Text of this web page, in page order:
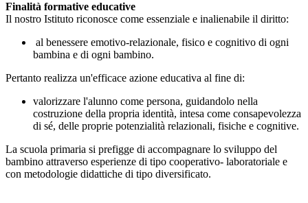
Finalità formative educative
Il nostro Istituto riconosce come essenziale e inalienabile il diritto:
al benessere emotivo-relazionale, fisico e cognitivo di ogni
bambina e di ogni bambino.
Pertanto realizza un'efficace azione educativa al fine di:
valorizzare l'alunno come persona, guidandolo nella
costruzione della propria identità, intesa come consapevolezza
di sé, delle proprie potenzialità relazionali, fisiche e cognitive.
La scuola primaria si prefigge di accompagnare lo sviluppo del
bambino attraverso esperienze di tipo cooperativo- laboratoriale e
con metodologie didattiche di tipo diversificato.